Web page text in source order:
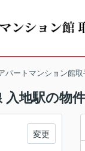
パートマンション館取
入地駅の物
変更